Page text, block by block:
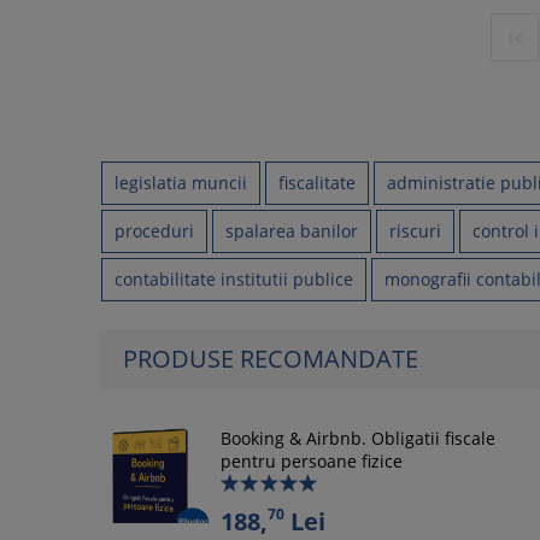
legislatia muncii fiscalitate administratie
proceduri spalarea banilor riscuri control
contabilitate institutii publice monografii
PRODUSE RECOMANDATE
Booking & Airbnb. Obligatii fiscale
pentru persoane fizice
188,70 Lei